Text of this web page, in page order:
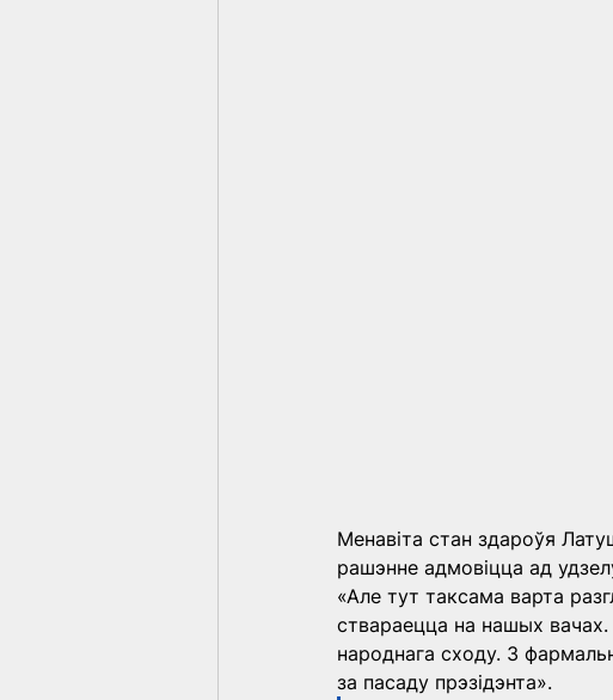
Менавіта стан здароўя
рашэнне адмовіцца ад
«Але тут таксама варта
ствараецца на нашых
народнага сходу. З
за пасаду прэзідэнта».